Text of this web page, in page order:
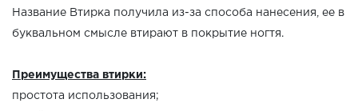
Название Втирка получила из-за способа нанесения, ее в
буквальном смысле втирают в покрытие ногтя.
Преимущества втирки:
простота использования;